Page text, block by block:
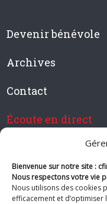
Bienvenue sur notre site :
Nous respectons votre vie
Nous utilisons des cookies
efficacement et d’optimiser
Devenir bénévole
Archives
Contact
Écoute en direct
Devenir membre